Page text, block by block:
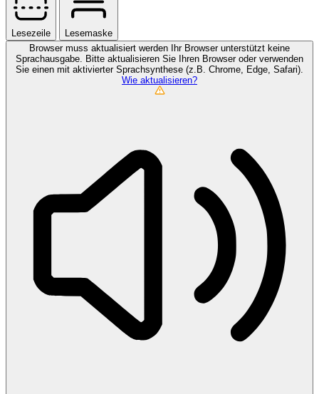
Lesezeile
Lesemaske
Browser muss aktualisiert werden Ihr Browser unterstützt keine
Sprachausgabe. Bitte aktualisieren Sie Ihren Browser oder verwenden
Sie einen mit aktivierter Sprachsynthese (z.B. Chrome, Edge, Safari).
Wie aktualisieren?